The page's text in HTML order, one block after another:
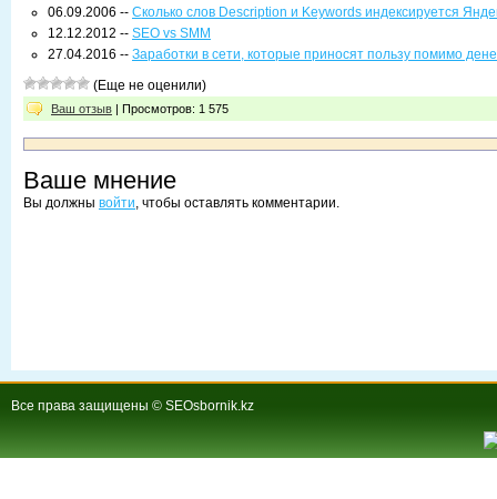
06.09.2006 -- Сколько слов Description и Keywords индексируется
12.12.2012 -- SEO vs SMM
27.04.2016 -- Заработки в сети, которые приносят пользу помимо
(Еще не оценили)
Ваш отзыв | Просмотров: 1 575
Ваше мнение
Вы должны войти, чтобы оставлять комментарии.
Все права защищены © SEOsbornik.kz